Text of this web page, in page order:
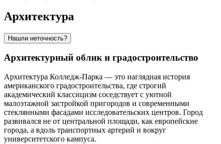
Архитектура
Нашли неточность?
Архитектурный облик и градостроительство
Архитектура Колледж-Парка — это наглядная история
американского градостроительства, где строгий
академический классицизм соседствует с уютной
малоэтажной застройкой пригородов и современными
стеклянными фасадами исследовательских центров. Город
развивался не от центральной площади, как европейские
города, а вдоль транспортных артерий и вокруг
университетского кампуса.